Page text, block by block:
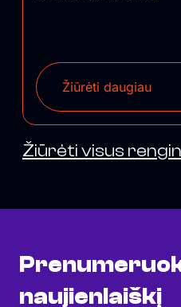
Žiūrėti daugiau
Žiūrėti visus
naujienlaiškį